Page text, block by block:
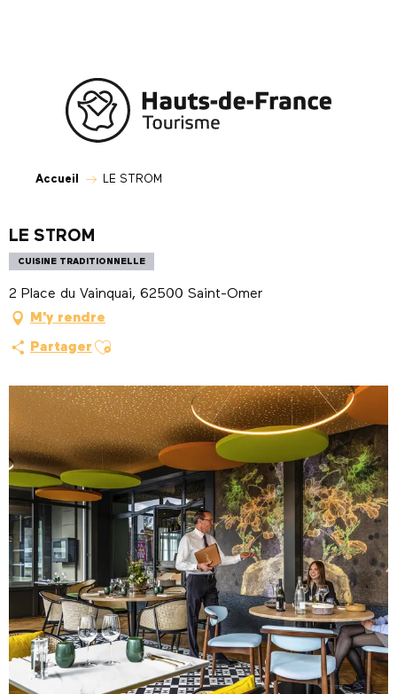
Accueil LE STROM
LE STROM
CUISINE TRADITIONNELLE
2 Place du Vainquai, 62500 Saint-Omer
M'y rendre
Partager Ajouter aux favoris